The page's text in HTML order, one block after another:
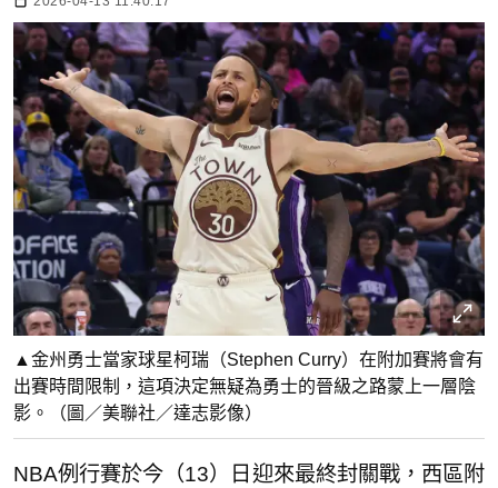
▲金州勇士當家球星柯瑞（Stephen Curry）在附加賽將會有
出賽時間限制，這項決定無疑為勇士的晉級之路蒙上一層陰
影。（圖／美聯社／達志影像）
NBA例行賽於今（13）日迎來最終封關戰，西區附